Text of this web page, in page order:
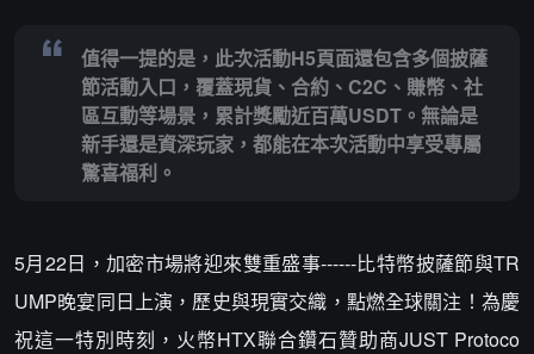
值得一提的是，此次活動H5頁面還包含多個披薩
節活動入口，覆蓋現貨、合約、C2C、賺幣、社
區互動等場景，累計獎勵近百萬USDT。無論是
新手還是資深玩家，都能在本次活動中享受專屬
驚喜福利。
5月22日，加密市場將迎來雙重盛事------比特幣披薩節與TR
UMP晚宴同日上演，歷史與現實交織，點燃全球關注！為慶
祝這一特別時刻，火幣HTX聯合鑽石贊助商JUST Protoco